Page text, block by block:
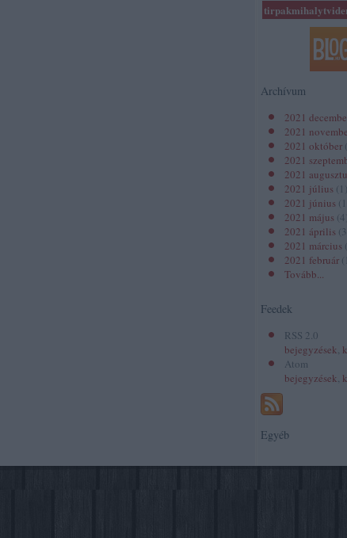
Archívum
2021
2021
2021 október (
2021
2021
2021 július ( 1
2021 június ( 1
2021 május (4
2021 április (3
2021 március (
2021 február (
Tovább...
Feedek
RSS 2.0
bejegyzések,
Atom
bejegyzések,
Egyéb